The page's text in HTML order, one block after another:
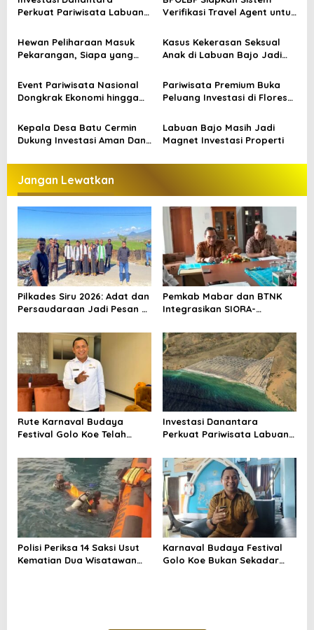
s
i
p
s
Perkuat Pariwisata Labuan
Premium
Verifikasi Travel Agent untuk
Wisatawan
Hewan Peliharaan Masuk
Pekarangan, Siapa yang
Kasus Kekerasan Seksual
Anak di Labuan Bajo Jadi
Perlindungan Anak
Event Pariwisata Nasional
Dongkrak Ekonomi hingga
Pariwisata Premium Buka
Peluang Investasi di Flores
Kepala Desa Batu Cermin
Dukung Investasi Aman Dan
Bajo
Labuan Bajo Masih Jadi
Magnet Investasi Properti
Jangan Lewatkan
Pilkades Siru 2026: Adat dan
Persaudaraan Jadi Pesan di
Pemkab Mabar dan BTNK
Integrasikan SIORA-
Rute Karnaval Budaya
Festival Golo Koe Telah
Investasi Danantara
Perkuat Pariwisata Labuan
Premium
Polisi Periksa 14 Saksi Usut
Kematian Dua Wisatawan
Karnaval Budaya Festival
Golo Koe Bukan Sekadar